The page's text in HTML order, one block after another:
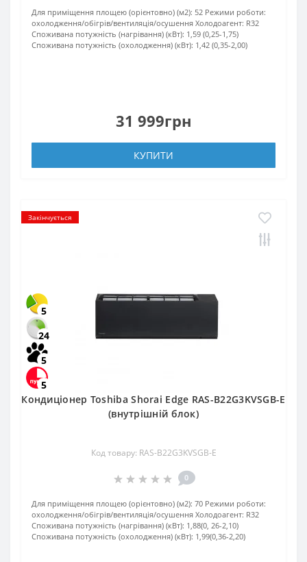
Для приміщення площею (орієнтовно) (м2): 52 Режими роботи:
охолодження/обігрів/вентиляція/осушення Холодоагент: R32
Споживана потужність (нагрівання) (кВт): 1,59 (0,25-1,75)
Споживана потужність (охолодження) (кВт): 1,42 (0,35-2,00)
31 999грн
КУПИТИ
Закінчується
5
24
5
5
Кондиціонер Toshiba Shorai Edge RAS-B22G3KVSGB-E
(внутрішній блок)
Код товару: RAS-B22G3KVSGB-E
0
Для приміщення площею (орієнтовно) (м2): 70 Режими роботи:
охолодження/обігрів/вентиляція/осушення Холодоагент: R32
Споживана потужність (нагрівання) (кВт): 1,88(0, 26-2,10)
Споживана потужність (охолодження) (кВт): 1,99(0,36-2,20)